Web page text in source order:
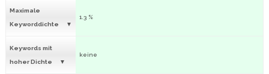
Maximale
Keyworddichte
1.3 %
Keywords mit
hoher Dichte
keine